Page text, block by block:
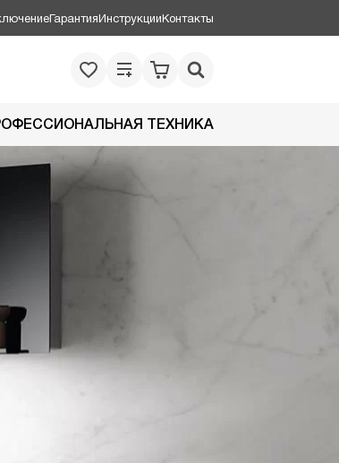
ГарантияИнструкцииКонтакты
ТЕХНИКА